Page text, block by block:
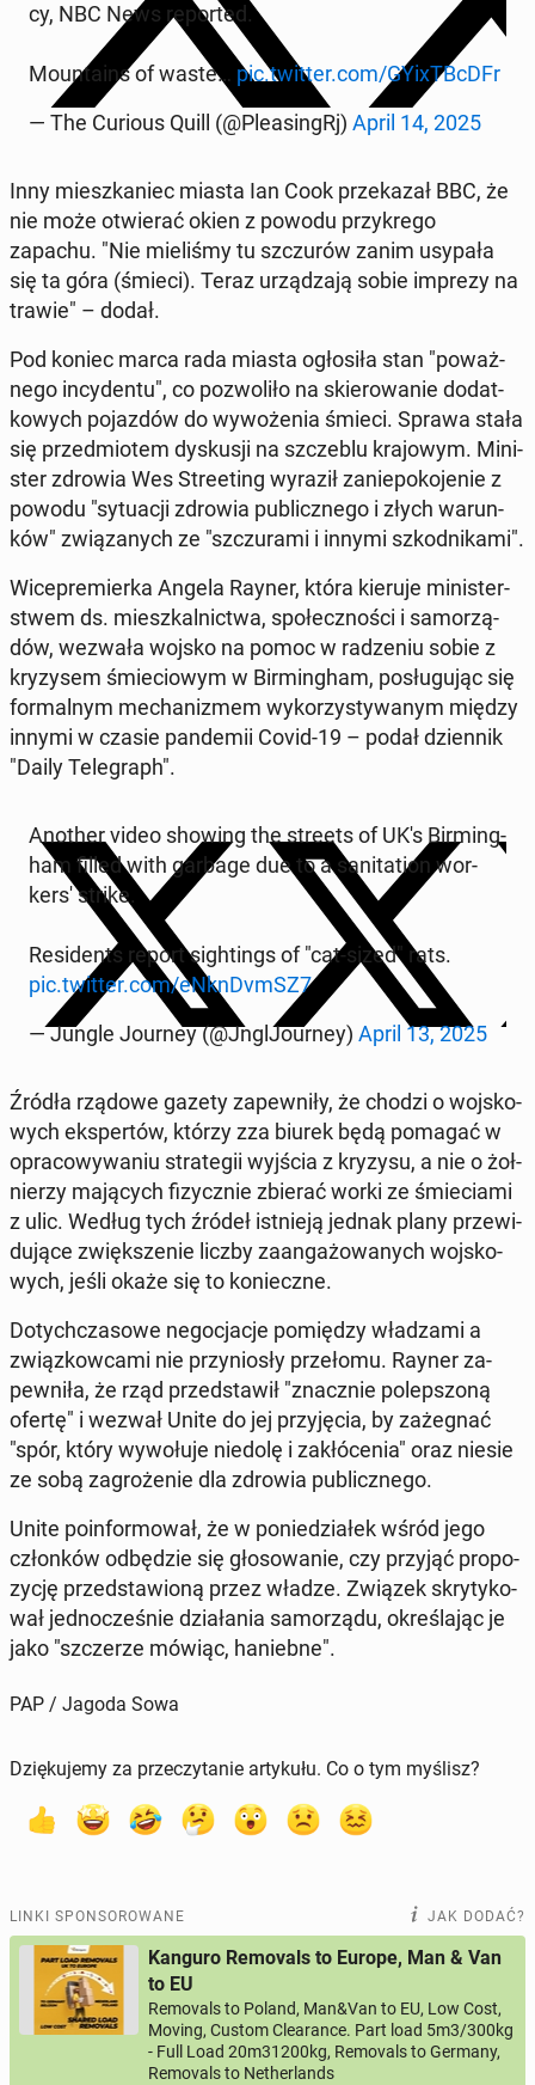
cy, NBC News re­por­ted.
Mo­un­ta­ins of waste… pic.twitter.com/GY­ixTBcDFr
— The Curious Quill (@Ple­asin­gRj) April 14, 2025
Inny miesz­ka­niec miasta Ian Cook prze­ka­zał BBC, że
nie może otwie­rać okien z powodu przy­kre­go
zapachu. "Nie mie­li­śmy tu szczu­rów zanim usypała
się ta góra (śmieci). Teraz urzą­dza­ją sobie imprezy na
trawie" – dodał.
Pod koniec marca rada miasta ogło­si­ła stan "po­waż­
ne­go in­cy­den­tu", co po­zwo­li­ło na skie­ro­wa­nie do­dat­
ko­wych po­jaz­dów do wy­wo­że­nia śmieci. Sprawa stała
się przed­mio­tem dys­ku­sji na szcze­blu kra­jo­wym. Mi­ni­
ster zdrowia Wes Stre­eting wyraził za­nie­po­ko­je­nie z
powodu "sy­tu­acji zdrowia pu­blicz­ne­go i złych wa­run­
ków" zwią­za­nych ze "szczu­ra­mi i innymi szkod­ni­ka­mi".
Wi­ce­pre­mier­ka Angela Rayner, która kieruje mi­ni­ster­
stwem ds. miesz­kal­nic­twa, spo­łecz­no­ści i sa­mo­rzą­
dów, wezwała wojsko na pomoc w ra­dze­niu sobie z
kry­zy­sem śmie­cio­wym w Bir­ming­ham, po­słu­gu­jąc się
for­mal­nym me­cha­ni­zmem wy­ko­rzy­sty­wa­nym między
innymi w czasie pan­de­mii Covid-19 – podał dzien­nik
"Daily Te­le­graph".
Another video showing the streets of UK's Bir­ming­
ham filled with garbage due to a sa­ni­ta­tion wor­
ker­s' strike.
Re­si­dents report si­gh­tings of "cat-sized" rats.
pic.twitter.com/eNkn­DvmSZ7
— Jungle Journey (@Jngl­Jo­ur­ney) April 13, 2025
Źródła rządowe gazety za­pew­ni­ły, że chodzi o woj­sko­
wych eks­per­tów, którzy zza biurek będą pomagać w
opra­co­wy­wa­niu stra­te­gii wyjścia z kryzysu, a nie o żoł­
nie­rzy ma­ją­cych fi­zycz­nie zbierać worki ze śmie­cia­mi
z ulic. Według tych źródeł ist­nie­ją jednak plany prze­wi­
du­ją­ce zwięk­sze­nie liczby za­an­ga­żo­wa­nych woj­sko­
wych, jeśli okaże się to ko­niecz­ne.
Do­tych­cza­so­we ne­go­cja­cje po­mię­dzy wła­dza­mi a
związ­kow­ca­mi nie przy­nio­sły prze­ło­mu. Rayner za­
pew­ni­ła, że rząd przed­sta­wił "znacz­nie po­lep­szo­ną
ofertę" i wezwał Unite do jej przy­ję­cia, by za­że­gnać
"spór, który wy­wo­łu­je niedolę i za­kłó­ce­nia" oraz niesie
ze sobą za­gro­że­nie dla zdrowia pu­blicz­ne­go.
Unite po­in­for­mo­wał, że w po­nie­dzia­łek wśród jego
człon­ków od­bę­dzie się gło­so­wa­nie, czy przyjąć pro­po­
zy­cję przed­sta­wio­ną przez władze. Związek skry­ty­ko­
wał jed­no­cze­śnie dzia­ła­nia sa­mo­rzą­du, okre­śla­jąc je
jako "szcze­rze mówiąc, ha­nieb­ne".
PAP / Jagoda Sowa
Dziękujemy za przeczytanie artykułu. Co o tym myślisz?
LINKI SPONSOROWANE JAK DODAĆ?
Kanguro Removals to Europe, Man & Van
to EU
Removals to Poland, Man&Van to EU, Low Cost,
Moving, Custom Clearance. Part load 5m3/300kg
- Full Load 20m31200kg, Removals to Germany,
Removals to Netherlands